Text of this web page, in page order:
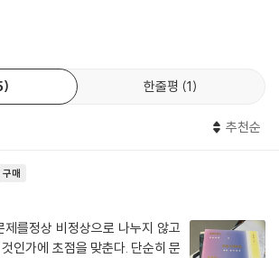
살아가야 한다. 그렇다면 지금 아이에게 가장 필
낼 사람이다.
. 교사로서 가르치거나 수업을 연구하는 본연의
만큼 촘촘한 사무 업무가 많다. 목적이 불분명하지
당하는 현장의 자잘한 일도 많다. 만약 이 상태에
담임을 맡게 된다면, 더는 아이들 한 명 한 명에게
한, 초등학교 통합교실에서 공부하던 아이가 중학
, 통합교육이 이어지지 않고 단절된다면 그간의 노
간 긴밀한 협력 등 통합교육을 위해 어떤 제도와
밝힌다. 이를 통해 동료 교사들은 통합교육을 이
서 해방되고, 학부모는 우리 아이의 학교생활이 앞
어떤 기틀이 마련되어야 하는지 알게 될 것이다.
한줄평 1
추천순
구매
를정상 비정상으로 나누지 않고
인가에 초점을 맞춘다. 단순히 문